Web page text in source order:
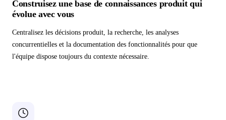
Construisez une base de connaissances produit qui
évolue avec vous
Centralisez les décisions produit, la recherche, les analyses
concurrentielles et la documentation des fonctionnalités pour que
l'équipe dispose toujours du contexte nécessaire.